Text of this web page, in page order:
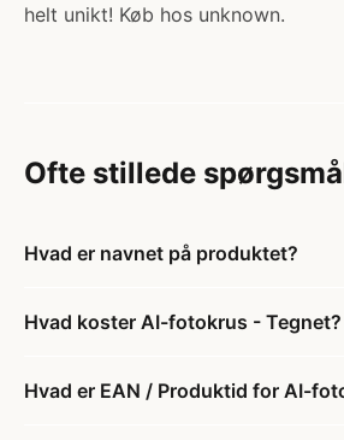
helt unikt! Køb hos unknown.
Ofte stillede
Hvad er navnet på produktet?
Hvad koster AI-fotokrus - Tegnet?
Hvad er EAN / Produktid for AI-